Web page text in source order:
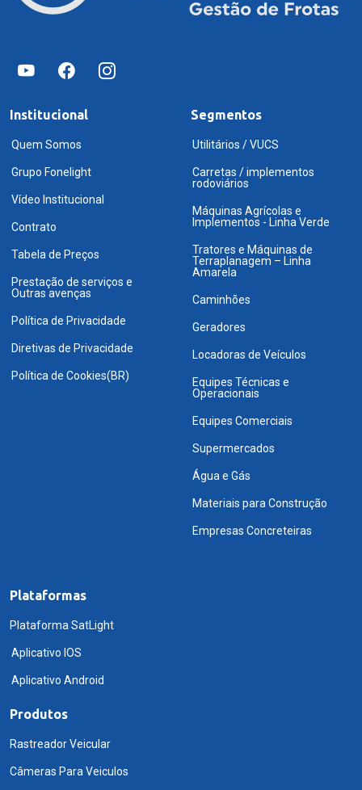
Institucional
Quem Somos
Grupo Fonelight
Vídeo Institucional
Contrato
Tabela de Preços
Prestação de serviços e
Outras avenças
Política de Privacidade
Diretivas de Privacidade
Política de Cookies(BR)
Segmentos
Utilitários / VUCS
Carretas / implementos
rodoviários
Máquinas Agrícolas e
Implementos - Linha Verde
Tratores e Máquinas de
Terraplanagem – Linha
Amarela
Caminhões
Geradores
Locadoras de Veículos
Equipes Técnicas e
Operacionais
Equipes Comerciais
Supermercados
Água e Gás
Materiais para Construção
Empresas Concreteiras
Plataformas
Plataforma SatLight
Aplicativo IOS
Aplicativo Android
Produtos
Rastreador Veicular
Câmeras Para Veiculos